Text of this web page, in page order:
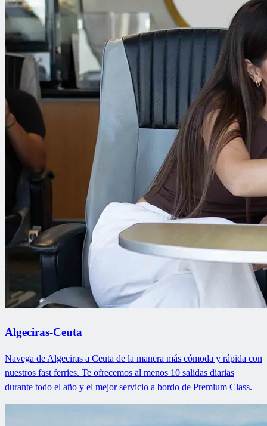
Algeciras-Ceuta
Navega de Algeciras a Ceuta de la manera más cómoda y rápida con
nuestros fast ferries. Te ofrecemos al menos 10 salidas diarias
durante todo el año y el mejor servicio a bordo de Premium Class.